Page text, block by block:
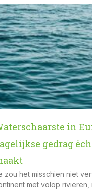
in
gedrag
zou het misschien niet
met volop rivieren,